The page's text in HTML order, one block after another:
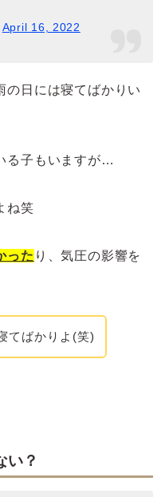
April 16, 2022
の日には寝てばかりい
る子もいますが…
ね笑
った り、気圧の影響を
てばかりよ(笑)
い？